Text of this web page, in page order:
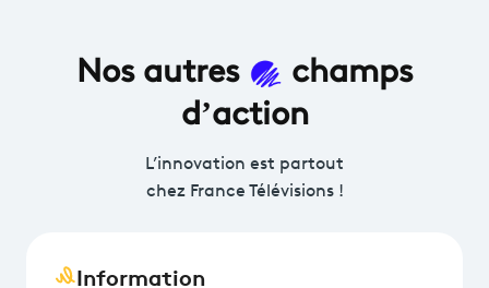
Nos autres
champs
d’action
L’innovation est partout
chez France Télévisions !
Information